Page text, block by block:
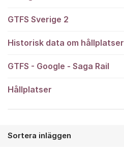
GTFS Sverige 2
Historisk data om hållplatser
GTFS - Google - Saga Rail
Hållplatser
Sortera inläggen